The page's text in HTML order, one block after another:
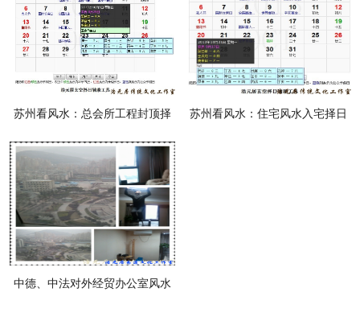
苏州看风水：总会所工程封顶择
苏州看风水：住宅风水入宅择日
中德、中法对外经贸办公室风水